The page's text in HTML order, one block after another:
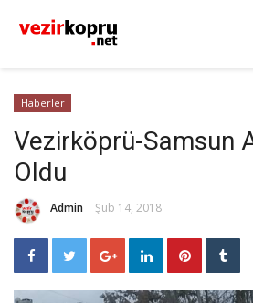
Haberler
Vezirköprü-Samsun
Oldu
Admin Şub 14, 2018